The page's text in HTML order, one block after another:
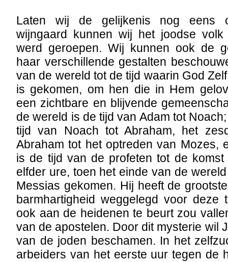
Laten wij de gelijkenis nog eens
wijngaard kunnen wij het joodse
werd geroepen. Wij kunnen ook de
haar verschillende gestalten
van de wereld tot de tijd waarin God
is gekomen, om hen die in Hem
een zichtbare en blijvende
de wereld is de tijd van Adam tot
tijd van Noach tot Abraham, het
Abraham tot het optreden van Mozes,
is de tijd van de profeten tot de komst
elfder ure, toen het einde van de
Messias gekomen. Hij heeft de
barmhartigheid weggelegd voor deze
ook aan de heidenen te beurt zou
van de apostelen. Door dit mysterie wil
van de joden beschamen. In het
arbeiders van het eerste uur tegen de